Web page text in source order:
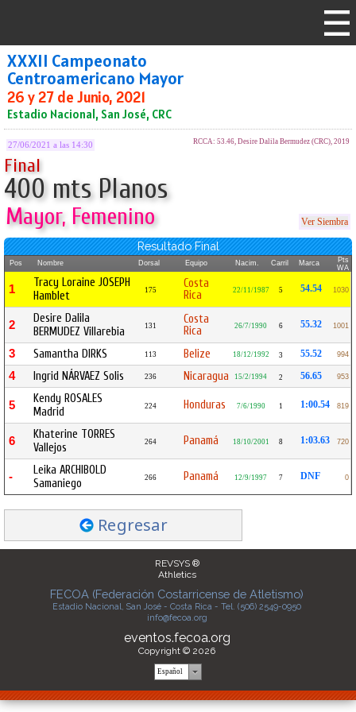
XXXII Campeonato
Centroamericano Mayor
26 y 27 de Junio, 2021
Estadio Nacional, San José, CRC
27/06/2021 a las 14:30 RCCA: 53.46, Desire Dalila Bermudez (CRC), 2019
Final
400 mts Planos
Mayor, Femenino Ver Siembra
Resultado Final
Pos Nombre Dorsal Equipo Nacim. Carril Marca
Pts
WA
1
Tracy Loraine JOSEPH
Hamblet
175
Costa
Rica
22/11/1987 5 54.54 1030
2
Desire Dalila
BERMUDEZ Villarebia
131
Costa
Rica
26/7/1990 6 55.32 1001
3 Samantha DIRKS 113 Belize 18/12/1992 3 55.52 994
4 Ingrid NÁRVAEZ Solis 236 Nicaragua 15/2/1994 2 56.65 953
5
Kendy ROSALES
Madrid
224 Honduras 7/6/1990 1 1:00.54 819
6
Khaterine TORRES
Vallejos
264 Panamá 18/10/2001 8 1:03.63 720
-
Leika ARCHIBOLD
Samaniego
266 Panamá 12/9/1997 7 DNF 0
Regresar
REVSYS ®
Athletics
FECOA (Federación Costarricense de Atletismo)
Estadio Nacional, San José - Costa Rica - Tel. (506) 2549-0950
info@fecoa.org
eventos.fecoa.org
Copyright © 2026